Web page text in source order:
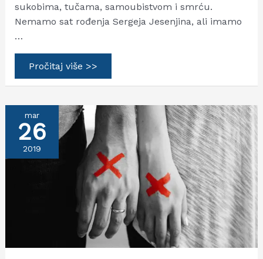
sukobima, tučama, samoubistvom i smrću.
Nemamo sat rođenja Sergeja Jesenjina, ali imamo
…
Isidora
Dankan
i
Pročitaj više >>
mar
26
2019